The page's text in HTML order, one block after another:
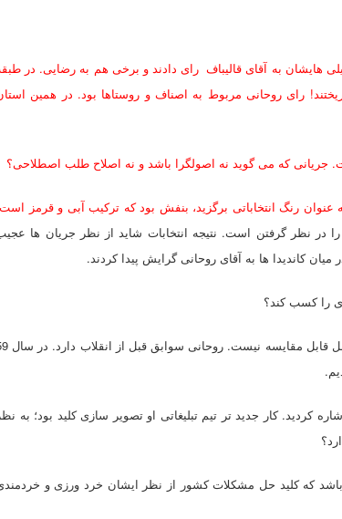
و رای دادند، خیلی هایشان به آقای قالیباف رای دادند و برخی هم به رضایی. در
رای روحانی مربوط به اصناف و روستاها بود. در همین
که می گوید نه اصولگرا باشد و نه اصلاح طلب اصطلاحی؟
رنگ انتخاباتی برگزید، بنفش بود که ترکیب آبی و قرمز
در نظر گرفتن است. نتیجه انتخابات شاید از نظر جریان ها
را کسب کند؟
عارف این قدر رای نداشت. ضمن اینکه سوابق روحانی و عارف
کار جدید تر تیم تبلیغاتی او تصویر سازی کلید بود؛ به نظر
که کلید حل مشکلات کشور از نظر ایشان خرد ورزی و